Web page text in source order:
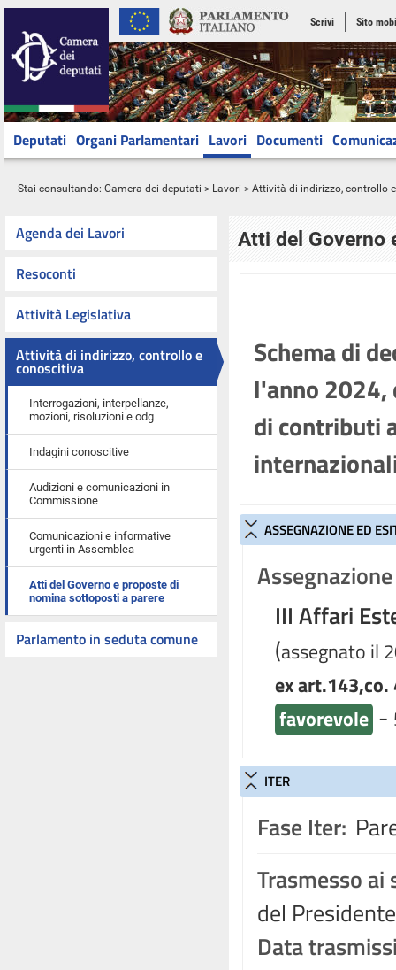
Scrivi Sito
Deputati Organi Parlamentari Lavori Documenti
Stai consultando: Camera dei deputati > Lavori > Attività di indirizzo, controllo
Agenda dei Lavori
Resoconti
Attività Legislativa
Attività di indirizzo, controllo e
conoscitiva
Interrogazioni, interpellanze,
mozioni, risoluzioni e odg
Indagini conoscitive
Audizioni e comunicazioni in
Commissione
Comunicazioni e informative
urgenti in Assemblea
Atti del Governo e proposte di
nomina sottoposti a parere
Parlamento in seduta comune
Atti del Governo
Schema di
l'anno
di contributi
ASSEGNAZIONE ED
III Affari
(assegnato il
ex art.143,co.
favorevole -
ITER
Fase Iter:
Trasmesso ai
del
Data